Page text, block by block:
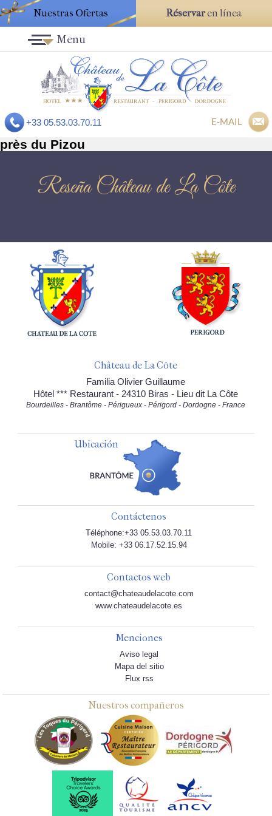
Nuestras Ofertas Réservaren línea
+33 05.53.03.70.11 E-MAIL
Menu
près du Pizou
Reseña Château de La Côte
Château de La Côte
Familia Olivier Guillaume
Hôtel *** Restaurant - 24310 Biras - Lieu dit La Côte
Bourdeilles - Brantôme - Périgueux - Périgord - Dordogne - France
Ubicación
Contáctenos
Téléphone:+33 05.53.03.70.11
Mobile: +33 06.17.52.15.94
Contactos web
contact@chateaudelacote.com
www.chateaudelacote.es
Menciones
Aviso legal
Mapa del sitio
Flux rss
Nuestros compañeros